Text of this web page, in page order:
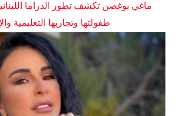
ماغي بوغصن تكشف تطور الدراما
طفولتها وتجاربها التعليمية